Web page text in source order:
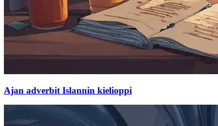
Ajan adverbit Islannin kielioppi